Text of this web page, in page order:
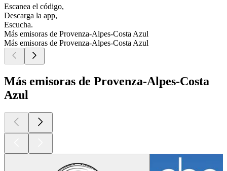
Escanea el código,
Descarga la app,
Escucha.
Más emisoras de Provenza-Alpes-Costa Azul
Más emisoras de Provenza-Alpes-Costa Azul
Más emisoras de Provenza-Alpes-Costa
Azul